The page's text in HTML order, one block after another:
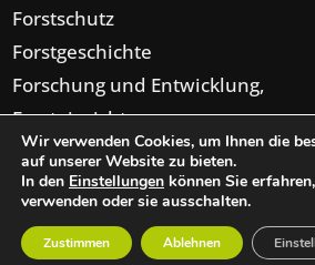
Forstschutz
Forstgeschichte
Forschung und Entwicklung,
Forsteinrichtung,
Digitalisierung
© 2026 Österreichischer
Wir verwenden Cookies, um Ihnen die
auf unserer Website zu bieten.
In den Einstellungen können Sie
verwenden oder sie ausschalten.
Zustimmen Ablehnen